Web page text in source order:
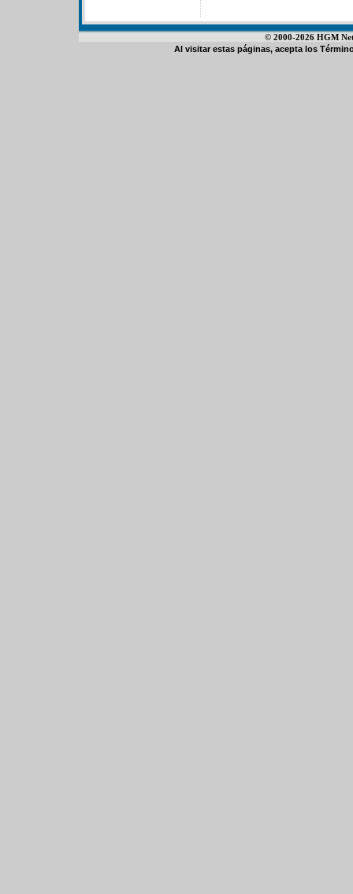
© 2000-2026 HGM
Al visitar estas páginas, acepta los